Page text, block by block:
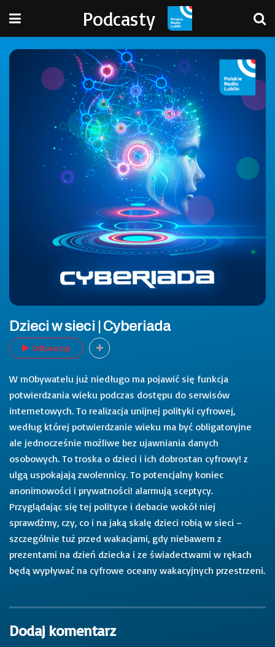
Podcasty
Dzieci w sieci | Cyberiada
Odtwarzaj
W mObywatelu już niedługo ma pojawić się funkcja
potwierdzania wieku podczas dostępu do serwisów
internetowych. To realizacja unijnej polityki cyfrowej,
według której potwierdzanie wieku ma być obligatoryjne
ale jednocześnie możliwe bez ujawniania danych
osobowych. To troska o dzieci i ich dobrostan cyfrowy! z
ulgą uspokajają zwolennicy. To potencjalny koniec
anonimowości i prywatności! alarmują sceptycy.
Przyglądając się tej polityce i debacie wokół niej
sprawdźmy, czy, co i na jaką skalę dzieci robią w sieci –
szczególnie tuż przed wakacjami, gdy niebawem z
prezentami na dzień dziecka i ze świadectwami w rękach
będą wypływać na cyfrowe oceany wakacyjnych przestrzeni.
Dodaj komentarz